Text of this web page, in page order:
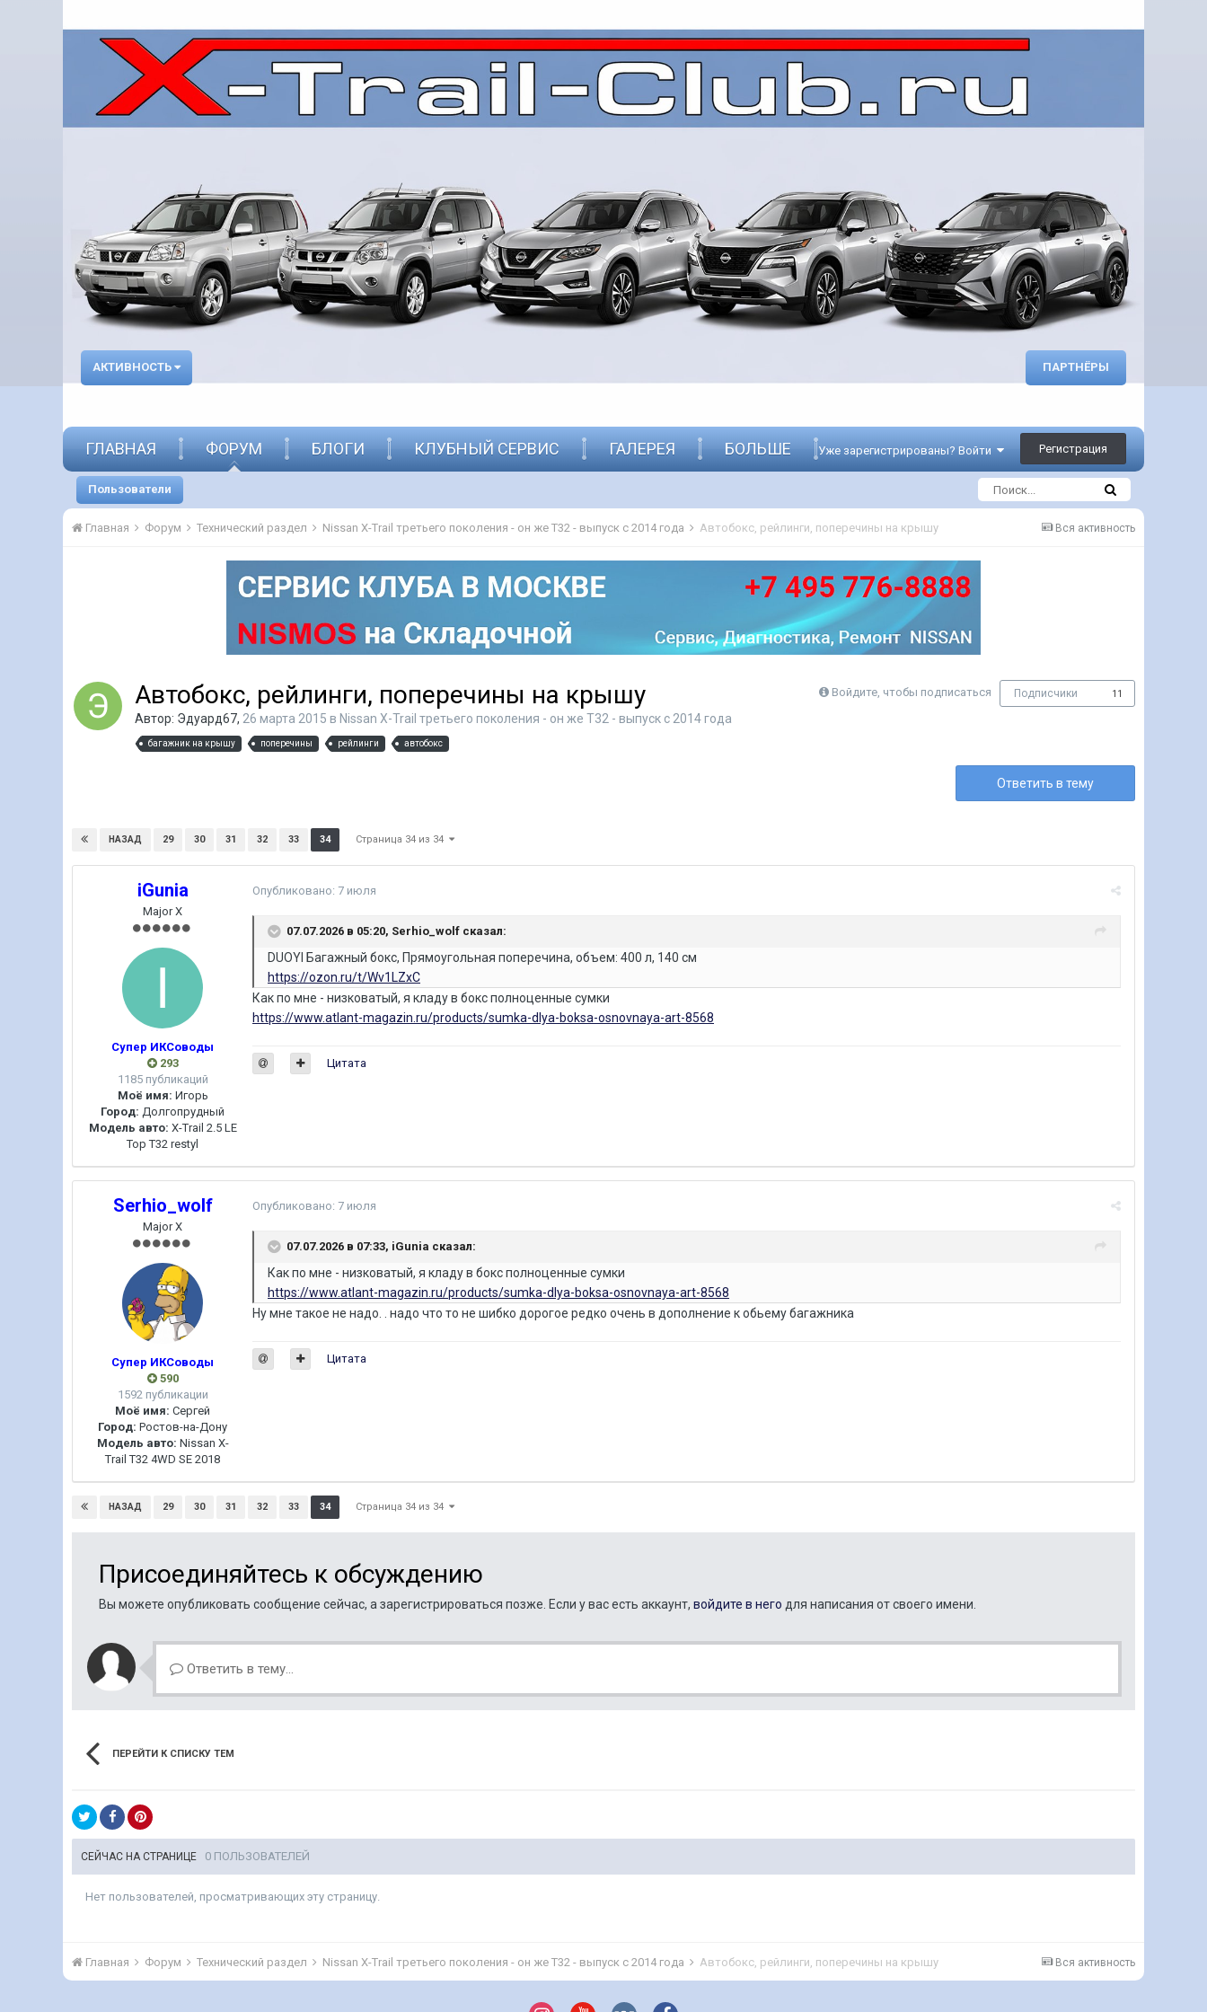
АКТИВНОСТЬ ПАРТНЁРЫ
Уже зарегистрированы? Войти Регистрация
ГЛАВНАЯ ФОРУМ
Пользователи
БЛОГИ КЛУБНЫЙ СЕРВИС ГАЛЕРЕЯ БОЛЬШЕ
Вся активность
Главная Форум Технический раздел Nissan X-Trail третьего поколения - он же Т32 - выпуск с 2014 года Автобокс, рейлинги, поперечины на крышу
Войдите, чтобы подписаться Подписчики 11
Автобокс, рейлинги, поперечины на крышу
Автор: Эдуард67, 26 марта 2015 в Nissan X-Trail третьего поколения - он же Т32 - выпуск с 2014 года
багажник на крышу поперечины рейлинги автобокс
Ответить в тему
НАЗАД 29 30 31 32 33 34 Страница 34 из 34
iGunia
Major X
Супер ИКСоводы
293
1185 публикаций
Моё имя: Игорь
Город: Долгопрудный
Модель авто: X-Trail 2.5 LE
Top T32 restyl
Опубликовано: 7 июля
07.07.2026 в 05:20, Serhio_wolf сказал:
DUOYI Багажный бокс, Прямоугольная поперечина, объем: 400 л, 140 см
https://ozon.ru/t/Wv1LZxC
Как по мне - низковатый, я кладу в бокс полноценные сумки
https://www.atlant-magazin.ru/products/sumka-dlya-boksa-osnovnaya-art-8568
Цитата
Serhio_wolf
Major X
Супер ИКСоводы
590
1592 публикации
Моё имя: Сергей
Город: Ростов-на-Дону
Модель авто: Nissan X-
Trail T32 4WD SE 2018
Опубликовано: 7 июля
07.07.2026 в 07:33, iGunia сказал:
Как по мне - низковатый, я кладу в бокс полноценные сумки
https://www.atlant-magazin.ru/products/sumka-dlya-boksa-osnovnaya-art-8568
Ну мне такое не надо. . надо что то не шибко дорогое редко очень в дополнение к обьему багажника
Цитата
НАЗАД 29 30 31 32 33 34 Страница 34 из 34
Присоединяйтесь к обсуждению
Вы можете опубликовать сообщение сейчас, а зарегистрироваться позже. Если у вас есть аккаунт, войдите в него для написания от своего имени.
Ответить в тему...
ПЕРЕЙТИ К СПИСКУ ТЕМ
СЕЙЧАС НА СТРАНИЦЕ 0 ПОЛЬЗОВАТЕЛЕЙ
Нет пользователей, просматривающих эту страницу.
Вся активность
Главная Форум Технический раздел Nissan X-Trail третьего поколения - он же Т32 - выпуск с 2014 года Автобокс, рейлинги, поперечины на крышу